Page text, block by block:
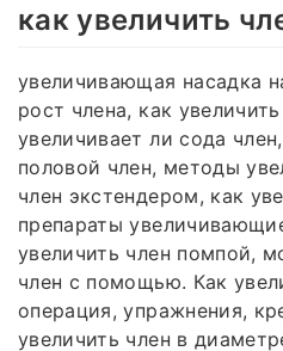
как увеличить
увеличивающая насадка
рост члена, как
увеличивает ли сода
половой член, методы
член экстендером, как
препараты
увеличить член помпой,
член с помощью. Как
операция, упражнения,
увеличить член в